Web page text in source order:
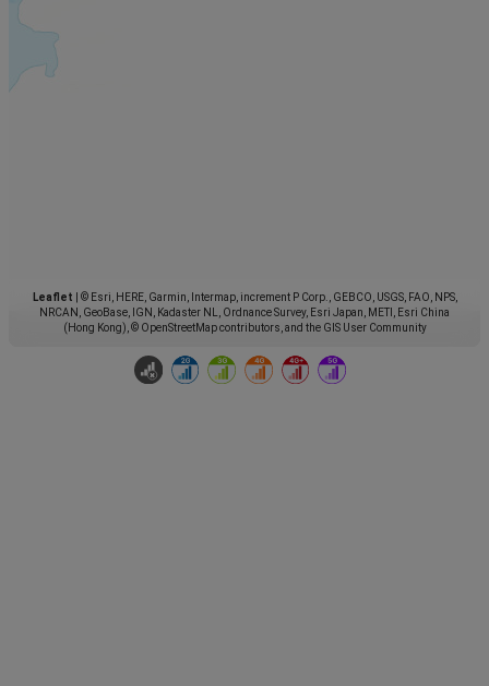
Leaflet
© Esri, HERE, Garmin, Intermap, increment P Corp., GEBCO, USGS, FAO, NPS,
NRCAN, GeoBase, IGN, Kadaster NL, Ordnance Survey, Esri Japan, METI, Esri China
(Hong Kong), © OpenStreetMap contributors, and the GIS User Community